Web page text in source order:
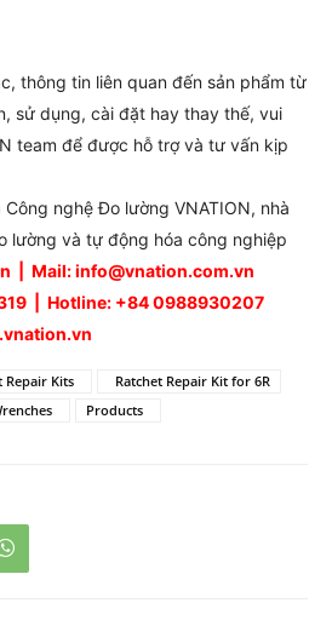
thông tin liên quan đến sản phẩm từ
sử dụng, cài đặt hay thay thế, vui
team để được hỗ trợ và tư vấn kịp
nghệ Đo lường VNATION, nhà
lường và tự động hóa công nghiệp
| Mail: info@vnation.com.vn
| Hotline: +84 0988930207
Repair Kits
Ratchet Repair Kit for 6R
Products